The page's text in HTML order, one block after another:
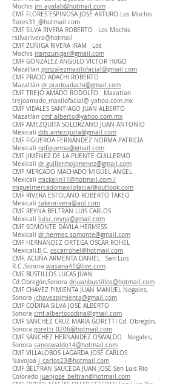
Mochis jm_ayalab@hotmail.com
CMF FLORES ESPINOSA JOSÉ ARTURO Los Mochis
flores31_@hotmail.com
CMF SILVA RIVERA ROBERTO Los Mochis
rsilvarivera@hotmail
CMF ZUÑIGA RIVERA IRAM Los
Mochis iramzunigar@gmail.com
CMF GONZÁLEZ ANGULO VÍCTOR HUGO
Mazatlan gonzalezmaxilofacial@gmail.com
CMF PRADO ADACHI ROBERTO
Mazatlán dr.pradoadachi@gmail.com
CMF TREJO AMADO RODOLFO Mazatlan
trejoamado_maxilofacial@ yahoo.com.mx
CMF VIDALES SANTIAGO JUAN ALBERTO
Mazatlan cmf_alberto@yahoo.com.mx
CMF AMEZQUITA SOLORZANO JUAN ANTONIO
Mexicali dds.amezquita@gmail.com
CMF FIGUEROA FERNÁNDEZ NORMA PATRICIA
Mexicali npfigueroa@gmail.com
CMF JIMÉNEZ DE LA PUENTE GUILLERMO
Mexicali dr.guillermojimenez@gmail.com
CMF MERCADO MACHADO MIGUEL ÁNGEL
Mexicali mickelin11@hotmail.com /
miguelmercadomaxilofacial@outlook.com
CMF RIVERA ESTOLANO ROBERTO TAKEO
Mexicali takeorivera@aol.com
CMF REYNA BELTRÁN LUIS CARLOS
Mexicali luisc.reyna@gmail.com
CMF SOMONTE DÁVILA HERMESS
Mexicali dr.hermes.somonte@gmail.com
CMF HERNÁNDEZ ORTEGA OSCAR ROHEL
Mexicali,B.C. oscarrohel@hotmail.com
CMF. ACUÑA ARMENTA DANIEL San Luis
R.C.,Sonora wasana41@live.com
CMF BUSTILLOS LUCAS JUAN
Cd.Obregón,Sonora drjuanbustillos@hotmail.com
CMF CHÁVEZ PIMIENTA JUAN MANUEL Nogales,
Sonora jchavezpimienta@gmail.com
CMF CODINA SILVA JOSÉ ALBERTO
Sonora cmf.albertocodina@gmail.com
CMF SÁNCHEZ CRUZ MARÍA GORETTI Cd. Obregón,
Sonora goretti_0206@hotmail.com
CMF SÁNCHEZ HERNÁNDEZ OSWALDO Nogales,
Sonora sanoswaldo14@hotmail.com
CMF VILLALOBOS LAGARDA JOSÉ CARLOS
Navojoa j_carlos23@hotmail.com
CMF BELTRÁN SAUCEDA JUAN JOSÉ San Luis Río
Colorado juanjose_beltran@hotmail.com
CMF DURÁN MACÍAS OMAR ESTEBAN San Luis Río